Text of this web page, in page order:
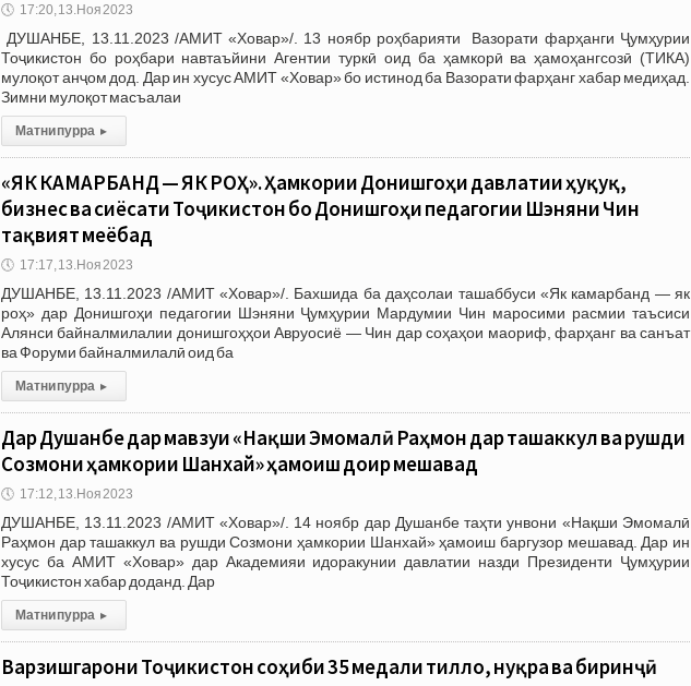
🕔 17:20, 13.Ноя 2023
ДУШАНБЕ, 13.11.2023 /АМИТ «Ховар»/. 13 ноябр роҳбарияти Вазорати фарҳанги Ҷумҳурии
Тоҷикистон бо роҳбари навтаъйини Агентии туркӣ оид ба ҳамкорӣ ва ҳамоҳангсозӣ (ТИКА)
мулоқот анҷом дод. Дар ин хусус АМИТ «Ховар» бо истинод ба Вазорати фарҳанг хабар медиҳад.
Зимни мулоқот масъалаи
Матни пурра ▸
«ЯК КАМАРБАНД — ЯК РОҲ». Ҳамкории Донишгоҳи давлатии ҳуқуқ,
бизнес ва сиёсати Тоҷикистон бо Донишгоҳи педагогии Шэняни Чин
тақвият меёбад
🕔 17:17, 13.Ноя 2023
ДУШАНБЕ, 13.11.2023 /АМИТ «Ховар»/. Бахшида ба даҳсолаи ташаббуси «Як камарбанд — як
роҳ» дар Донишгоҳи педагогии Шэняни Ҷумҳурии Мардумии Чин маросими расмии таъсиси
Алянси байналмилалии донишгоҳҳои Авруосиё — Чин дар соҳаҳои маориф, фарҳанг ва санъат
ва Форуми байналмилалӣ оид ба
Матни пурра ▸
Дар Душанбе дар мавзуи «Нақши Эмомалӣ Раҳмон дар ташаккул ва рушди
Созмони ҳамкории Шанхай» ҳамоиш доир мешавад
🕔 17:12, 13.Ноя 2023
ДУШАНБЕ, 13.11.2023 /АМИТ «Ховар»/. 14 ноябр дар Душанбе таҳти унвони «Нақши Эмомалӣ
Раҳмон дар ташаккул ва рушди Созмони ҳамкории Шанхай» ҳамоиш баргузор мешавад. Дар ин
хусус ба АМИТ «Ховар» дар Академияи идоракунии давлатии назди Президенти Ҷумҳурии
Тоҷикистон хабар доданд. Дар
Матни пурра ▸
Варзишгарони Тоҷикистон соҳиби 35 медали тилло, нуқра ва биринҷӣ